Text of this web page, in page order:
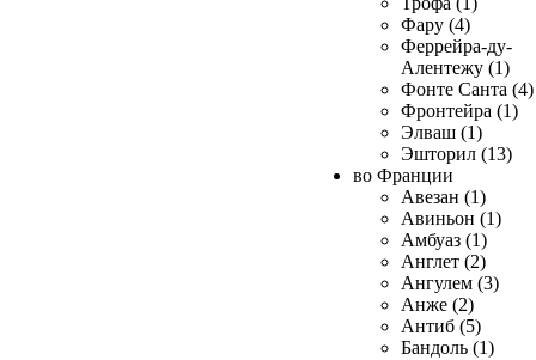
Фару (4)
Феррейра-ду-
Алентежу (1)
Фонте Санта (4)
Фронтейра (1)
Элваш (1)
Эшторил (13)
во Франции
Авезан (1)
Авиньон (1)
Амбуаз (1)
Англет (2)
Ангулем (3)
Анже (2)
Антиб (5)
Бандоль (1)